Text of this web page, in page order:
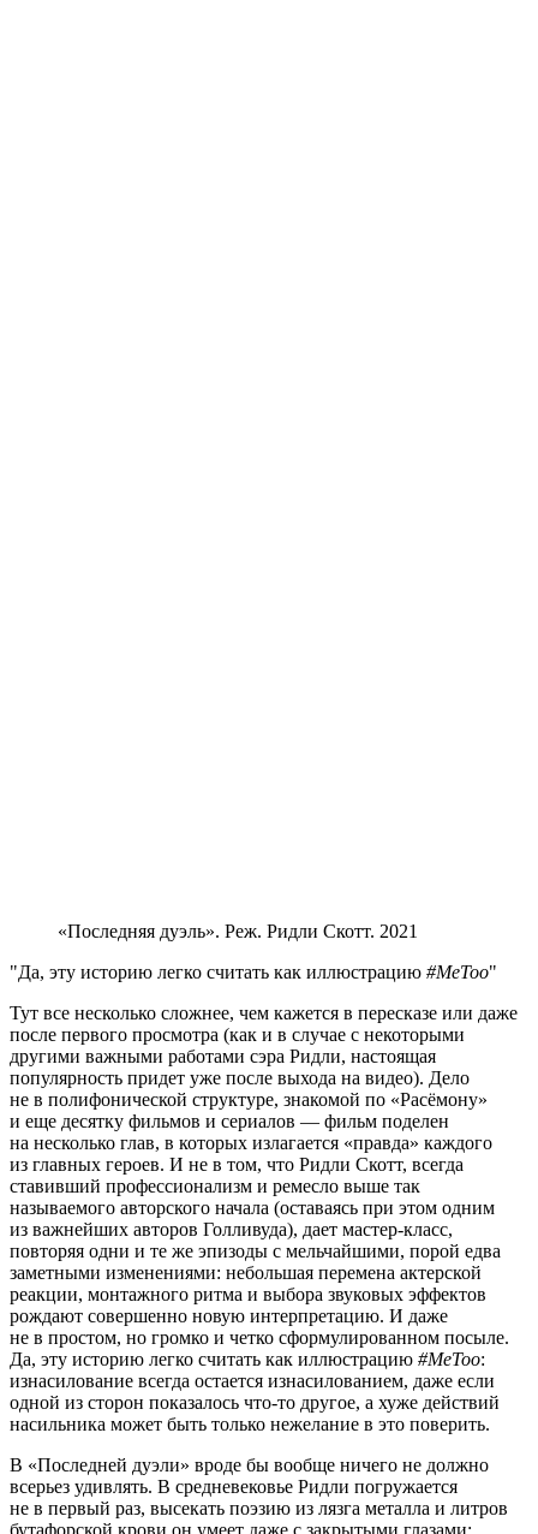
«Последняя дуэль». Реж. Ридли Скотт. 2021
Да, эту историю легко считать как иллюстрацию #MeToo
Тут все несколько сложнее, чем кажется в пересказе или даже
после первого просмотра (как и в случае с некоторыми
другими важными работами сэра Ридли, настоящая
популярность придет уже после выхода на видео). Дело
не в полифонической структуре, знакомой по «Расёмону»
и еще десятку фильмов и сериалов — фильм поделен
на несколько глав, в которых излагается «правда» каждого
из главных героев. И не в том, что Ридли Скотт, всегда
ставивший профессионализм и ремесло выше так
называемого авторского начала (оставаясь при этом одним
из важнейших авторов Голливуда), дает мастер-класс,
повторяя одни и те же эпизоды с мельчайшими, порой едва
заметными изменениями: небольшая перемена актерской
реакции, монтажного ритма и выбора звуковых эффектов
рождают совершенно новую интерпретацию. И даже
не в простом, но громко и четко сформулированном посыле.
Да, эту историю легко считать как иллюстрацию #MeToo:
изнасилование всегда остается изнасилованием, даже если
одной из сторон показалось что-то другое, а хуже действий
насильника может быть только нежелание в это поверить.
В «Последней дуэли» вроде бы вообще ничего не должно
всерьез удивлять. В средневековье Ридли погружается
не в первый раз, высекать поэзию из лязга металла и литров
бутафорской крови он умеет даже с закрытыми глазами: